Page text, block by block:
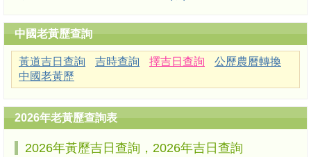
中國老黃歷查詢
黃道吉日查詢 吉時查詢 擇吉日查詢
公歷農曆轉換
中國老黃歷
2026年老黃歷查詢表
2026年黃歷吉日查詢，2026年吉日查詢